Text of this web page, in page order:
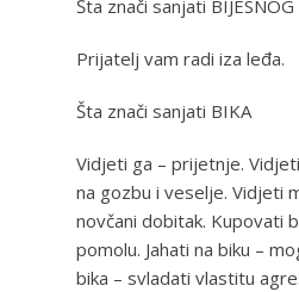
Šta znači sanjati BIJESNOG
Prijatelj vam radi iza leđa.
Šta znači sanjati BIKA
Vidjeti ga – prijetnje.
na gozbu i veselje. Vidjeti
novčani dobitak. Kupovati
pomolu. Jahati na biku –
bika – svladati vlastitu